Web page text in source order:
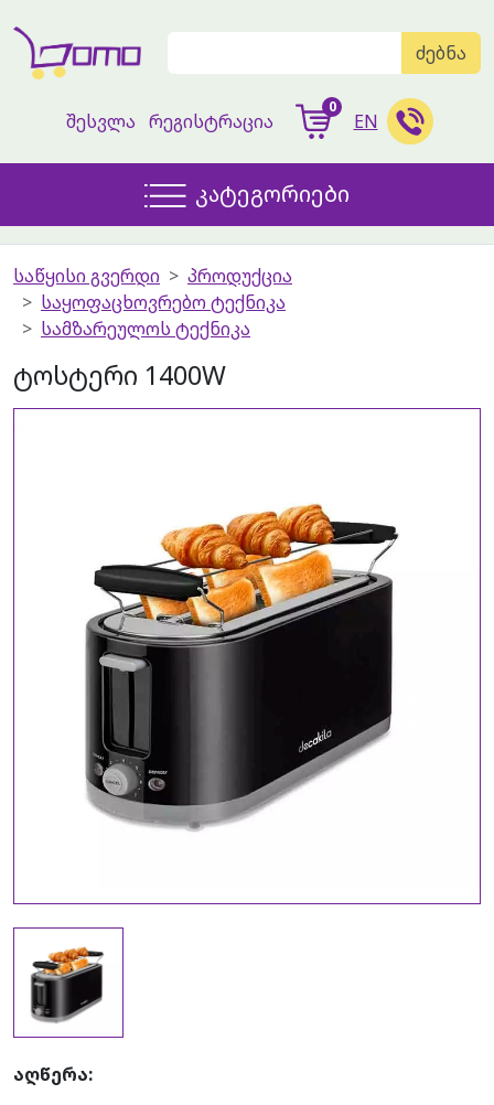
ძებნა
შესვლა რეგისტრაცია
0
EN
კატეგორიები
საწყისი გვერდი
პროდუქცია
საყოფაცხოვრებო ტექნიკა
სამზარეულოს ტექნიკა
ტოსტერი 1400W
აღწერა: